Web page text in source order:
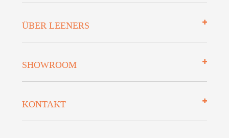
Finanzierung
Datenschutz
ÜBER LEENERS
Preisgarantie
Presse
SHOWROOM
KONTAKT